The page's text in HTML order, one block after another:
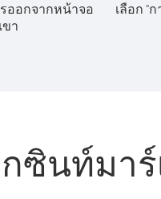
ออกจากหน้าจอ
า
เลือก "
ซินท์มา